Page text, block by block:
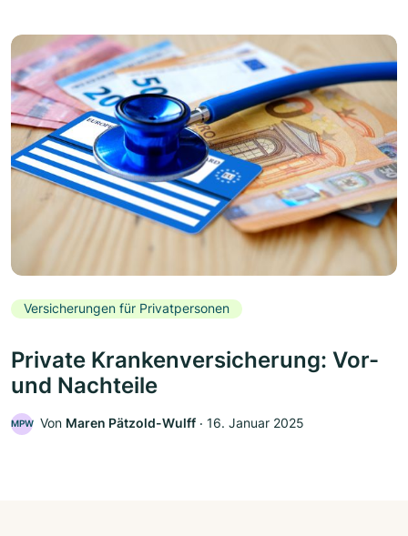
Versicherungen für Privatpersonen
Private Krankenversicherung: Vor-
und Nachteile
MPW Von Maren Pätzold-Wulff ‧ 16. Januar 2025